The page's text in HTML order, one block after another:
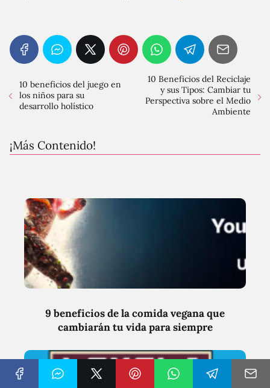
10 beneficios del juego en
los niños para su
desarrollo holístico
10 Beneficios del Reciclaje
y sus Tipos: Cambiar tu
Perspectiva sobre el Medio
Ambiente
¡Más Contenido!
9 beneficios de la comida vegana que
cambiarán tu vida para siempre